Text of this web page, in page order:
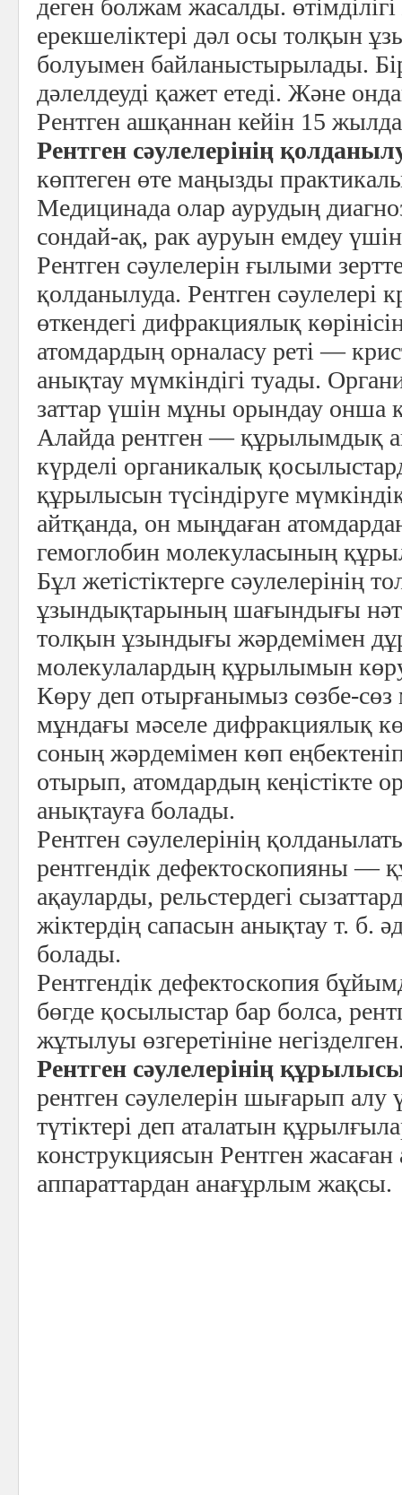
деген болжам жасалды.
ерекшеліктері дәл осы толқын
болуымен байланыстырылады.
дәлелдеуді қажет етеді. Және
Рентген ашқаннан кейін 15
Рентген сәулелерінің
көптеген өте маңызды
Медицинада олар аурудың
сондай-ақ, рак ауруын емдеу
Рентген сәулелерін ғылыми
қолданылуда. Рентген сәулелері
өткендегі дифракциялық
атомдардың орналасу реті —
анықтау мүмкіндігі туады.
заттар үшін мұны орындау онша
Алайда рентген — құрылымдық
күрделі органикалық
құрылысын түсіндіруге
айтқанда, он мыңдаған
гемоглобин молекуласының
Бұл жетістіктерге сәулелерінің
ұзындықтарының шағындығы
толқын ұзындығы жәрдемімен
молекулалардың құрылымын
Көру деп отырғанымыз сөзбе-сөз
мұндағы мәселе дифракциялық
соның жәрдемімен көп
отырып, атомдардың кеңістікте
анықтауға болады.
Рентген сәулелерінің
рентгендік дефектоскопияны —
ақауларды, рельстердегі
жіктердің сапасын анықтау т. б.
болады.
Рентгендік дефектоскопия
бөгде қосылыстар бар болса,
жұтылуы өзгеретініне
Рентген сәулелерінің
рентген сәулелерін шығарып алу
түтіктері деп аталатын
конструкциясын Рентген
аппараттардан анағұрлым жақсы.